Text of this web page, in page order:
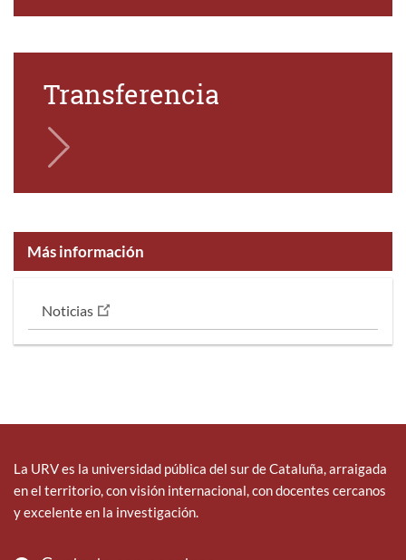
Transferencia
Más información
Noticias
La URV es la universidad pública del sur de Cataluña, arraigada
en el territorio, con visión internacional, con docentes cercanos
y excelente en la investigación.